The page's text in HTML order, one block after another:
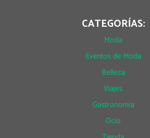
CATEGORÍAS:
Moda
Eventos de Moda
Belleza
Viajes
Gastronomía
Ocio